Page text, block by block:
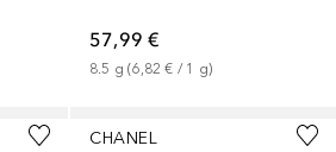
57,99 €
8.5 g (6,82 € / 1 g)
CHANEL